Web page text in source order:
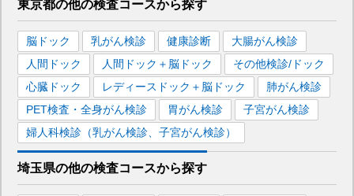
東京都の他の検査コースから探す
脳ドック 乳がん検診 健康診断
大腸がん検診
人間ドック
人間ドック＋脳ドック
その他検診/ドック
心臓ドック
レディースドック＋脳ドック
肺がん検診
PET検査・全身がん検診
胃がん検診
子宮がん検診
婦人科検診（乳がん検診、子宮がん検診）
埼玉県の他の検査コースから探す